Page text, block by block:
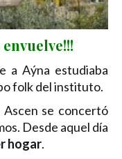
a Aýna estudiaba
folk del instituto.
Ascen se concertó
Desde aquel día
hogar.